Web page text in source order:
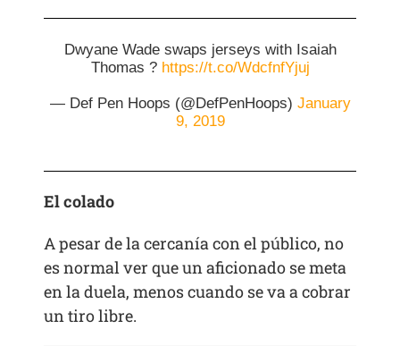
Dwyane Wade swaps jerseys with Isaiah
Thomas ? https://t.co/WdcfnfYjuj
— Def Pen Hoops (@DefPenHoops) January
9, 2019
El colado
A pesar de la cercanía con el público, no
es normal ver que un aficionado se meta
en la duela, menos cuando se va a cobrar
un tiro libre.